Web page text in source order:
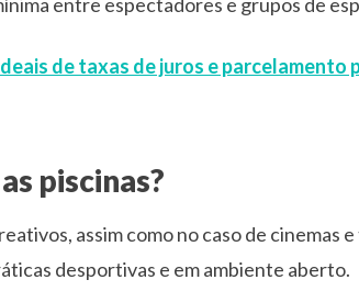
entre espectadores e grupos de
de taxas de juros e parcelamento
piscinas?
assim como no caso de cinemas
desportivas e em ambiente aberto.